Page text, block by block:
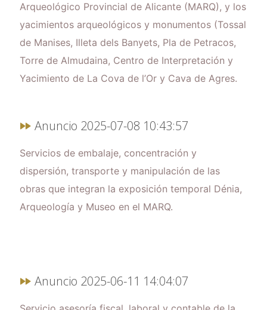
Arqueológico Provincial de Alicante (MARQ), y los
yacimientos arqueológicos y monumentos (Tossal
de Manises, Illeta dels Banyets, Pla de Petracos,
Torre de Almudaina, Centro de Interpretación y
Yacimiento de La Cova de l’Or y Cava de Agres.
Anuncio 2025-07-08 10:43:57
Servicios de embalaje, concentración y
dispersión, transporte y manipulación de las
obras que integran la exposición temporal Dénia,
Arqueología y Museo en el MARQ.
Anuncio 2025-06-11 14:04:07